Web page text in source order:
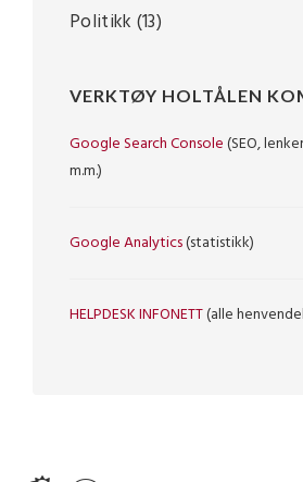
Politikk (13)
VERKTØY HOLTÅLEN
Google Search Console(SEO, lenker
m.m.)
Google Analytics(statistikk)
HELPDESK INFONETT(alle